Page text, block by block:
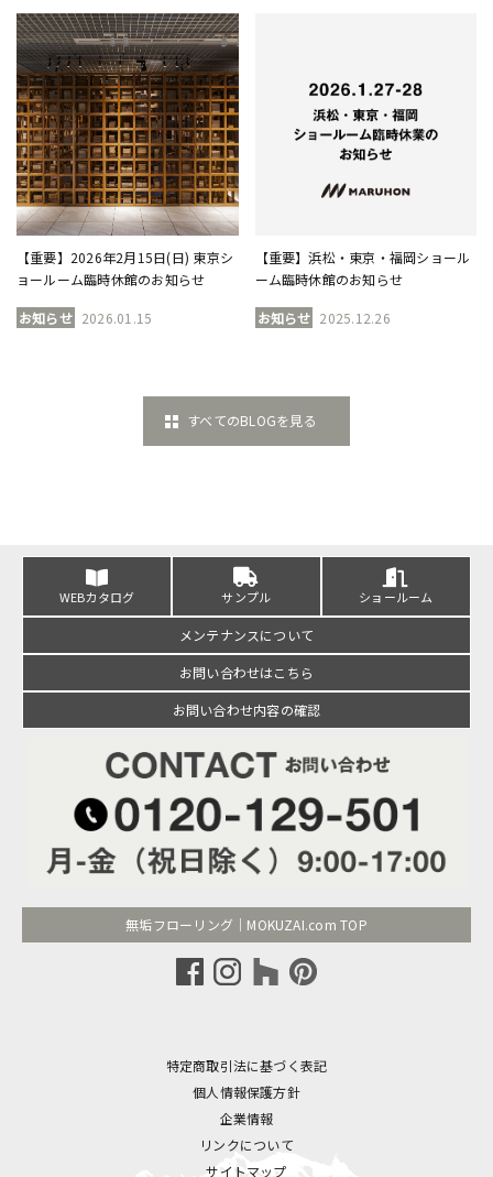
【重要】2026年2月15日(日) 東京シ
ョールーム臨時休館のお知らせ
お知らせ 2026.01.15
【重要】浜松・東京・福岡ショール
ーム臨時休館のお知らせ
お知らせ 2025.12.26
すべてのBLOGを見る
WEBカタログ サンプル ショールーム
メンテナンスについて
お問い合わせはこちら
お問い合わせ内容の確認
無垢フローリング｜MOKUZAI.com TOP
特定商取引法に基づく表記
個人情報保護方針
企業情報
リンクについて
サイトマップ